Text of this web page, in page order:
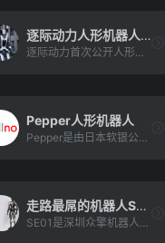
逐际动力人形机器人CL-1
逐际动力首次公开人形机器人的动态测试，机器人代号为CL-1，率先实现了人形机器人从实时地形感知，到步态规划，到[…]
Pepper人形机器人
Pepper是由日本软银公司（SoftBank）开发的一款人形机器人。Pepper设计为具有社交能力和情感交流[…]
走路最屌的机器人SE01
SE01是深圳众擎机器人推出的一款全尺寸通用人形机器人，具有超仿真的行走步态和未来感十足的外观设计。